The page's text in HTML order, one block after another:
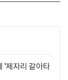
'제자리 갈아타